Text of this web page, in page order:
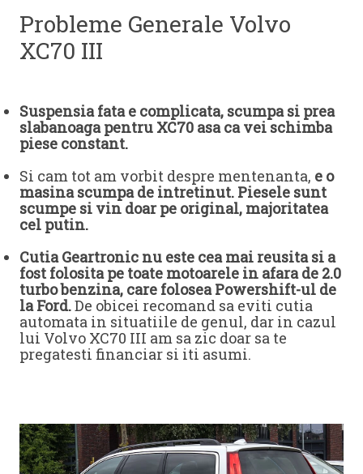
Probleme Generale Volvo
XC70 III
Suspensia fata e complicata, scumpa si prea
slabanoaga pentru XC70 asa ca vei schimba
piese constant.
Si cam tot am vorbit despre mentenanta, e o
masina scumpa de intretinut. Piesele sunt
scumpe si vin doar pe original, majoritatea
cel putin.
Cutia Geartronic nu este cea mai reusita si a
fost folosita pe toate motoarele in afara de 2.0
turbo benzina, care folosea Powershift-ul de
la Ford.De obicei recomand sa eviti cutia
automata in situatiile de genul, dar in cazul
lui Volvo XC70 III am sa zic doar sa te
pregatesti financiar si iti asumi.